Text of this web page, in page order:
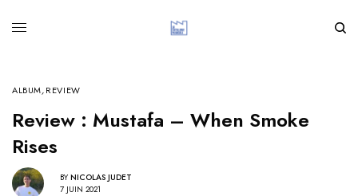
ALBUM,REVIEW
Review : Mustafa – When Smoke
Rises
BY NICOLAS JUDET
7 JUIN 2021